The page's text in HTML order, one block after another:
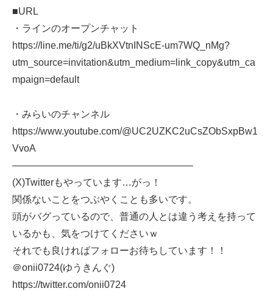
■URL
・ラインのオープンチャット
https://line.me/ti/g2/uBkXVtnINScE-um7WQ_nMg?
utm_source=invitation&utm_medium=link_copy&utm_ca
mpaign=default
・みらいのチャンネル
https://www.youtube.com/@UC2UZKC2uCsZObSxpBw1
VvoA
——————————————————–
(X)Twitterもやっています…がっ！
関係ないことをつぶやくことも多いです。
頭がバグっているので、普通の人とは違う考えを持って
いるかも、気をつけてくださいｗ
それでも良ければフォローお待ちしています！！
＠onii0724(ゆうきんぐ)
https://twitter.com/onii0724